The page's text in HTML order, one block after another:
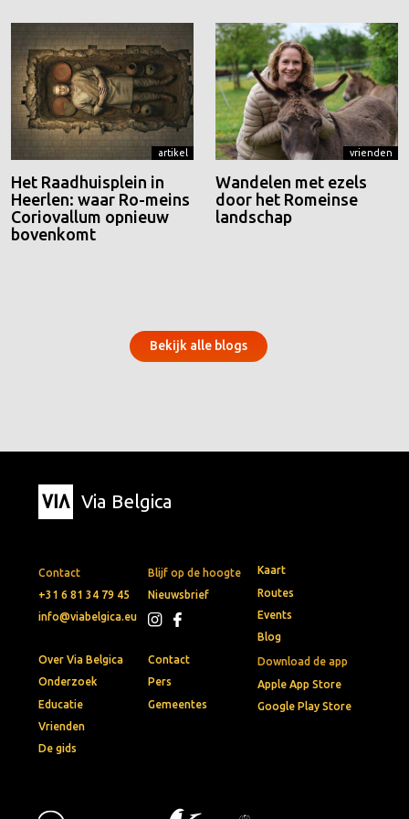
artikel
Het Raadhuisplein in
Heerlen: waar Ro-meins
Coriovallum opnieuw
bovenkomt
vrienden
Wandelen met ezels
door het Romeinse
landschap
Bekijk alle blogs
Via Belgica
Contact
+31 6 81 34 79 45
info@viabelgica.eu
Blijf op de hoogte
Nieuwsbrief
Download de app
Apple App Store
Google Play Store
Kaart
Routes
Events
Blog
Over Via Belgica
Onderzoek
Educatie
Vrienden
De gids
Contact
Pers
Gemeentes